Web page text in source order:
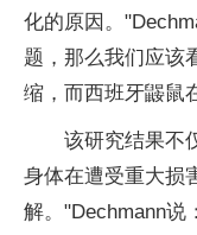
化的原因。
题，那么我们应该
缩，而西班牙鼹鼠
该研究结果不
身体在遭受重大损
解。"Dechmann说